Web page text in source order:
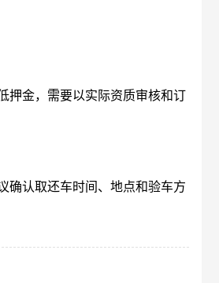
押金，需要以实际资质审核和订
确认取还车时间、地点和验车方